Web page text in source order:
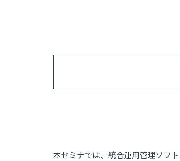
本セミナでは、統合運用管理ソフ